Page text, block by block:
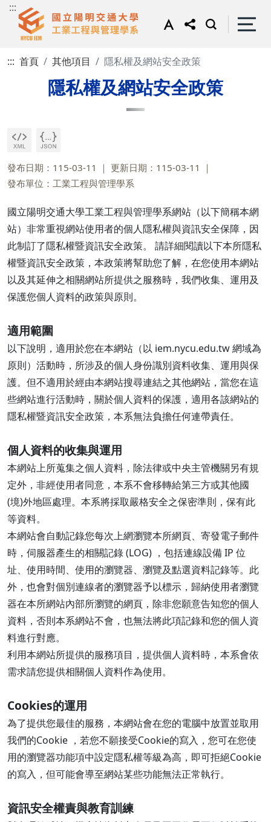
:::
::: 首頁 其他項目 隱私權及網站安全政策
隱私權及網站安全政策
發布日期：115-03-11
更新日期：115-03-11
發布單位：工業工程與管理學系
國立陽明交通大學工業工程與管理學系網站（以下簡稱本網
站）非常重視網站使用者的個人隱私權與資訊安全保障，因
此制訂了隱私權暨資訊安全政策。 請詳細閱讀以下本所隱私
權暨資訊安全政策，本政策將幫助您了解，在您使用本網站
以及其延伸之相關網站所提供之服務時，我們收集、運用及
保護您個人資料的政策與原則。
適用範圍
以下說明，適用於您在本網站（以 iem.nycu.edu.tw 網域為
原則）活動時，所涉及的個人身份識別資料收集、運用與保
護。但不適用於經由本網站搜尋連結之其他網站，當您在這
些網站進行活動時，關於個人資料的保護，適用各該網站的
隱私權暨資訊安全政策，本系無法負擔任何連帶責任。
個人資料的收集與運用
本網站上所蒐集之個人資料，除法律或中央主管機關另有規
定外，非經使用者同意，本系不會移轉給第三方或其他國
(境)外地區處理。本系將採取嚴格安全之保密準則，保有此
等資料。
本網站會自動記錄您每次上網瀏覽本所網頁、寄發電子郵件
時，伺服器產生的相關記錄 (LOG) ，包括連線設備 IP 位
址、使用時間、使用的瀏覽器、瀏覽及點選資料記錄等。此
外，也會對個別連線者的瀏覽器予以標示，歸納使用者瀏覽
器在本所網站內部所瀏覽的網頁，除非您願意告知您的個人
資料，否則本系網站不會，也無法將此項記錄和您的個人資
料進行對應。
利用本網站所提供的服務項目，提供個人資料時，本系會依
需求請您提供相關個人資料作為使用。
Cookies的運用
為了提供您最佳的服務，本網站會在您的電腦中放置並取用
我們的Cookie ，若您不願接受Cookie的寫入，您可在您使
用的瀏覽器功能項中設定隱私權等級為高，即可拒絕Cookie
的寫入，但可能會導至網站某些功能無法正常執行。
資訊安全權責與教育訓練